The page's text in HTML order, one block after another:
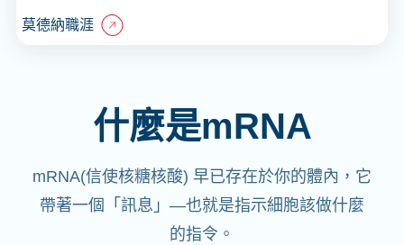
莫德納職涯
什麼是mRNA
mRNA(信使核糖核酸) 早已存在於你的體內，它
帶著一個「訊息」—也就是指示細胞該做什麼
的指令。